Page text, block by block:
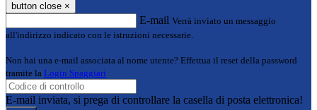
button close ×
E-mail Verrà inviato un messaggio
all'indirizzo indicato con le istruzioni necessarie.
Non hai una e-mail associata al nome utente? Effettua il reset della password
tramite la Login Spaggiari
E-mail inviata, si prega di controllare la casella di posta elettronica!